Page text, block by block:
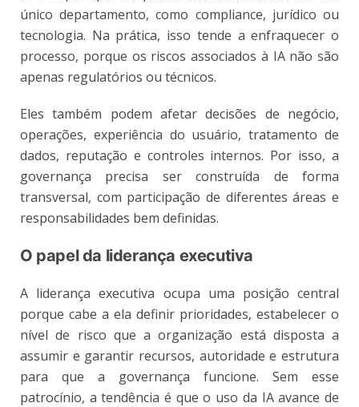
único departamento, como compliance, jurídico ou
tecnologia. Na prática, isso tende a enfraquecer o
processo, porque os riscos associados à IA não são
apenas regulatórios ou técnicos.
Eles também podem afetar decisões de negócio,
operações, experiência do usuário, tratamento de
dados, reputação e controles internos. Por isso, a
governança precisa ser construída de forma
transversal, com participação de diferentes áreas e
responsabilidades bem definidas.
O papel da liderança executiva
A liderança executiva ocupa uma posição central
porque cabe a ela definir prioridades, estabelecer o
nível de risco que a organização está disposta a
assumir e garantir recursos, autoridade e estrutura
para que a governança funcione. Sem esse
patrocínio, a tendência é que o uso da IA avance de